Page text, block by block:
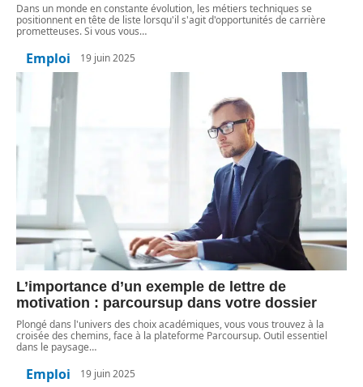
Dans un monde en constante évolution, les métiers techniques se
positionnent en tête de liste lorsqu'il s'agit d'opportunités de carrière
prometteuses. Si vous vous…
Emploi 19 juin 2025
L’importance d’un exemple de lettre de
motivation : parcoursup dans votre dossier
Plongé dans l'univers des choix académiques, vous vous trouvez à la
croisée des chemins, face à la plateforme Parcoursup. Outil essentiel
dans le paysage…
Emploi 19 juin 2025